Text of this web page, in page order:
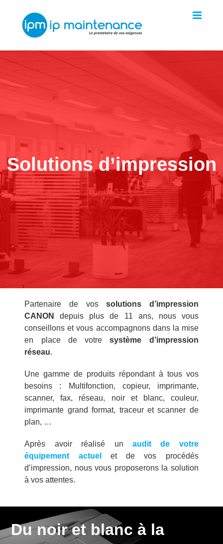
content
Solutions d’impression
Partenaire de vossolutions d’impression
CANON
depuis plus de 11 ans, nous vous
conseillons et vous accompagnons dans la mise
en place de votresystème d’impression
réseau.
Une gamme de produits répondant à tous vos
besoins : Multifonction, copieur, imprimante,
scanner, fax, réseau, noir et blanc, couleur,
imprimante grand format, traceur et scanner de
plan, …
Après avoir réalisé un audit de votre
équipement actuel
et de vos procédés
d’impression, nous vous proposerons la solution
à vos attentes.
Du noir et blanc à la